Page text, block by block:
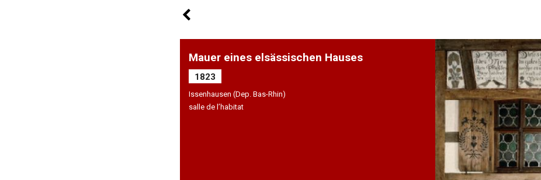
Mauer eines elsässischen Hauses
1823
Issenhausen (Dep. Bas-Rhin)
salle de l’habitat